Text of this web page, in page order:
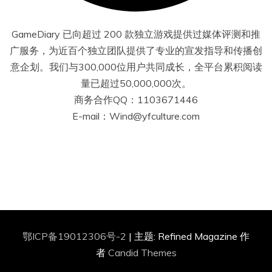
GameDiary 已向超过 200 款独立游戏提供过媒体评测和推
广服务，为近百个独立团队提供了专业的宣发指导和传播创
意企划。我们与300,000位用户共同成长，全平台累积阅读
量已超过50,000,000次。
商务合作QQ：1103671446
E-mail：Wind@yfculture.com
鄂ICP备19012306号-2 | 主题: Refined Magazine 作
者 Candid Themes